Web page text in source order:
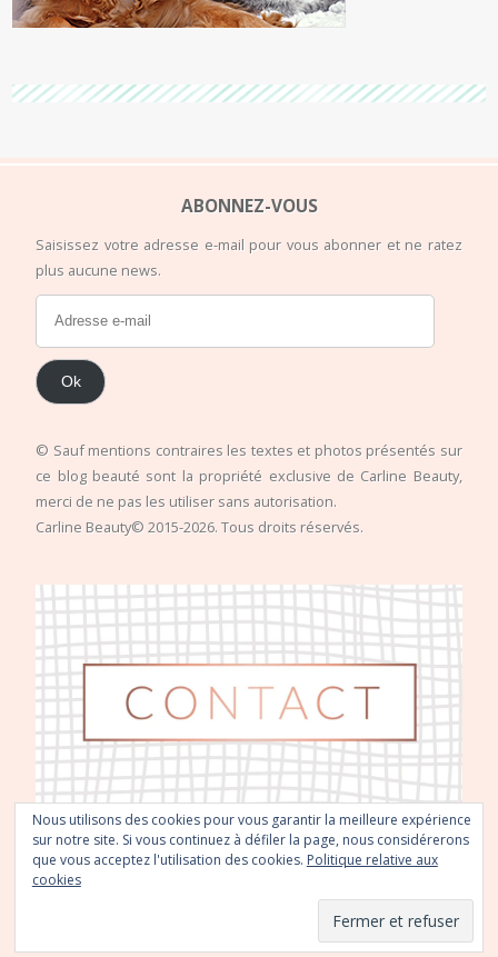
ABONNEZ-VOUS
Saisissez votre adresse e-mail pour vous abonner et ne ratez
plus aucune news.
Ok
© Sauf mentions contraires les textes et photos présentés sur
ce blog beauté sont la propriété exclusive de Carline Beauty,
merci de ne pas les utiliser sans autorisation.
Carline Beauty© 2015-2026. Tous droits réservés.
2026.
Nous utilisons des cookies pour vous garantir la meilleure expérience
sur notre site. Si vous continuez à défiler la page, nous considérerons
que vous acceptez l'utilisation des cookies. Politique relative aux
cookies